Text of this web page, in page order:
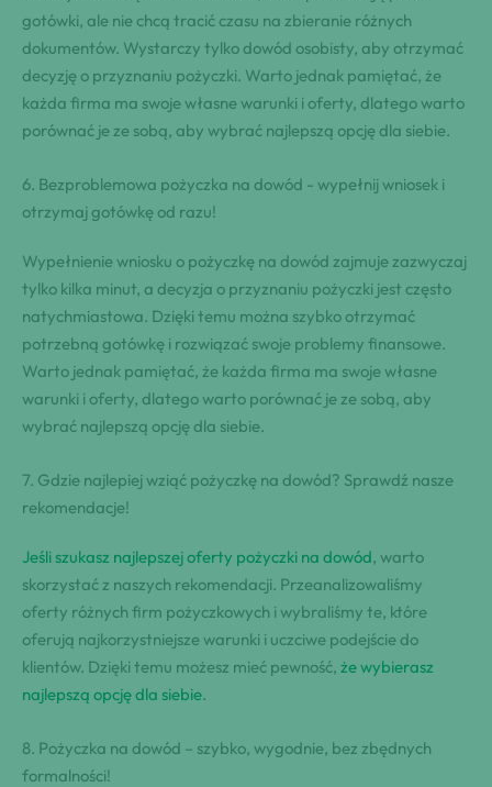
gotówki, ale‌ nie chcą tracić czasu na​ zbieranie różnych
dokumentów. Wystarczy​ tylko dowód osobisty, aby otrzymać
decyzję o przyznaniu pożyczki. Warto jednak ⁣pamiętać, że
⁢każda firma ⁣ma swoje własne warunki i⁢ oferty, dlatego warto
porównać je‌ ze sobą, aby wybrać najlepszą opcję‌ dla siebie.
6. Bezproblemowa pożyczka na dowód ⁢-⁣ wypełnij wniosek ⁤i
otrzymaj ‌gotówkę od⁣ razu!
Wypełnienie ⁣wniosku o pożyczkę na⁤ dowód ⁣zajmuje zazwyczaj
tylko kilka minut, ⁣a decyzja o przyznaniu pożyczki jest często
natychmiastowa. Dzięki ⁣temu można szybko otrzymać
potrzebną gotówkę ⁤i rozwiązać swoje problemy finansowe.⁣
Warto ⁤jednak pamiętać, że ⁢każda firma‌ ma swoje własne
warunki i‍ oferty, dlatego warto porównać je ze‍ sobą, aby
wybrać najlepszą opcję ‌dla siebie.
7. Gdzie ‍najlepiej ⁣wziąć pożyczkę na dowód? Sprawdź ⁢nasze
rekomendacje!
Jeśli szukasz najlepszej⁤ oferty ⁣pożyczki na dowód, warto
skorzystać z naszych rekomendacji. Przeanalizowaliśmy
oferty różnych‌ firm pożyczkowych i wybraliśmy te, które
oferują najkorzystniejsze warunki i uczciwe podejście do⁣
klientów. Dzięki⁤ temu ‍możesz mieć pewność, że wybierasz
najlepszą opcję dla siebie.
8. Pożyczka na⁤ dowód – szybko, wygodnie, ⁤bez zbędnych
formalności!